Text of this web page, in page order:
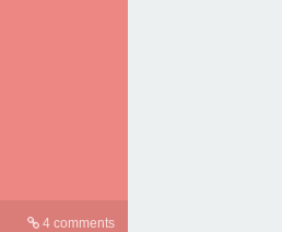
4 comments